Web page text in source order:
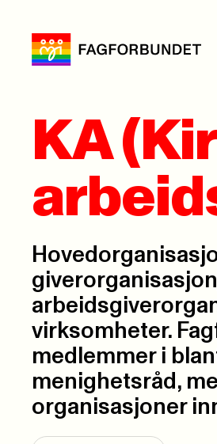
KA
virksomheter.
medlemmer i
menighetsråd,
organisasjoner